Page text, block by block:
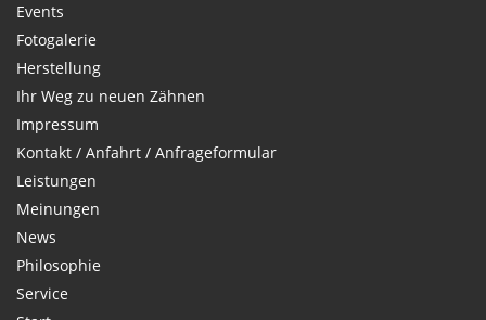
Events
Fotogalerie
Herstellung
Ihr Weg zu neuen Zähnen
Impressum
Kontakt / Anfahrt / Anfrageformular
Leistungen
Meinungen
News
Philosophie
Service